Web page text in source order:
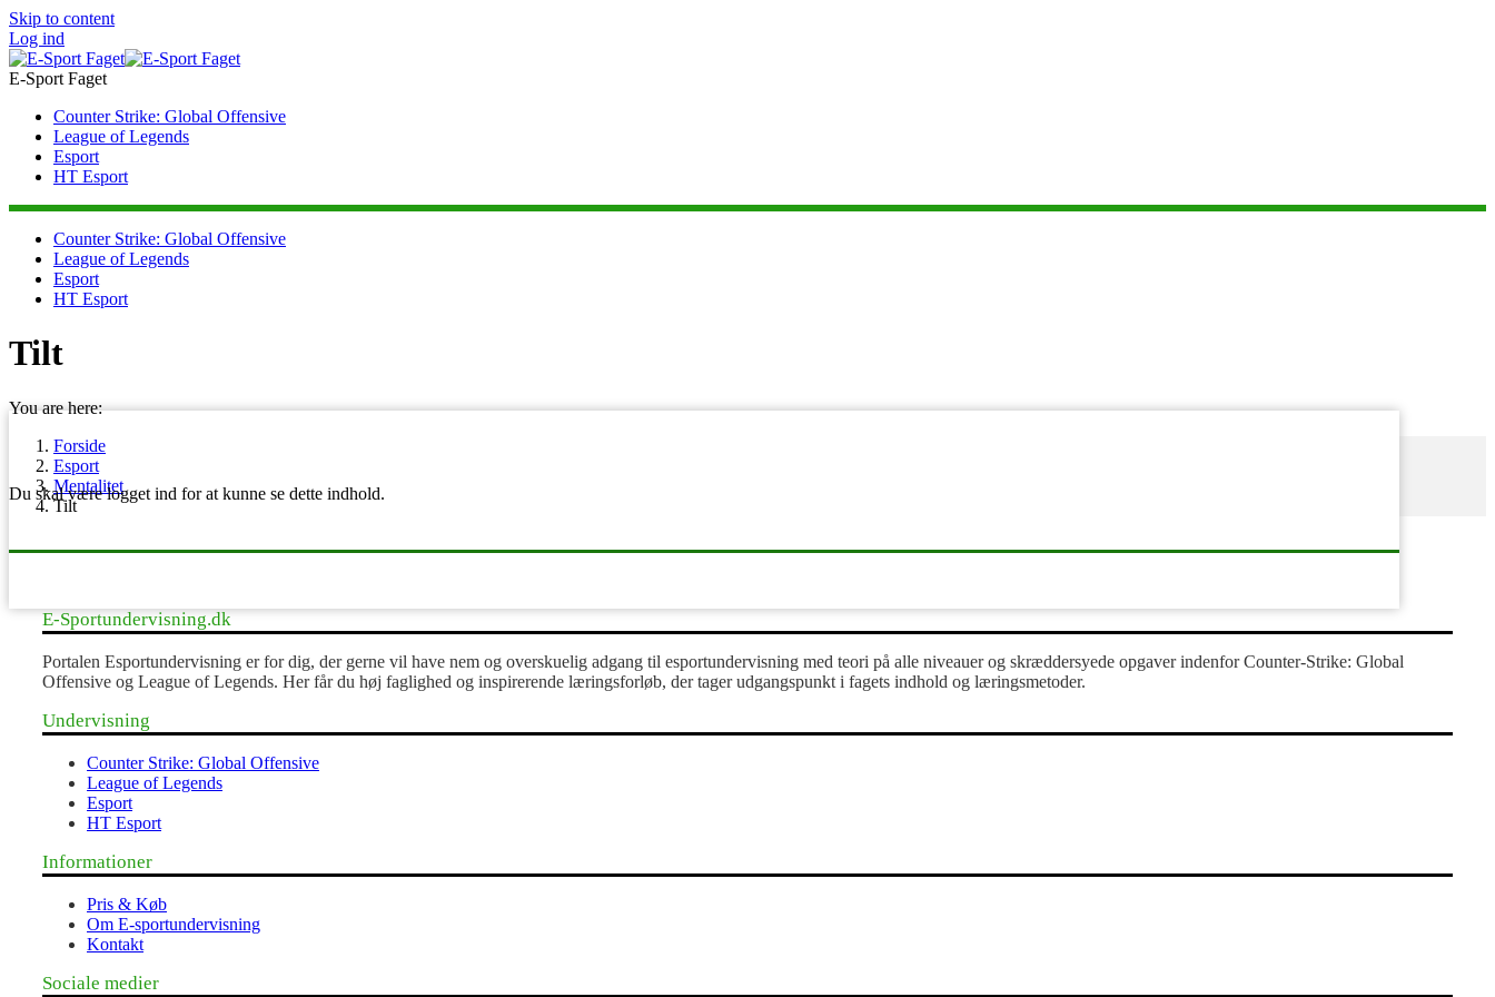
Skip to content
Log ind
E-Sport Faget
Counter Strike: Global Offensive
League of Legends
Esport
HT Esport
Counter Strike: Global Offensive
League of Legends
Esport
HT Esport
Tilt
You are here:
Forside
Esport
Mentalitet
Tilt
Du skal være logget ind for at kunne se dette indhold.
E-Sportundervisning.dk
Portalen Esportundervisning er for dig, der gerne vil have nem og overskuelig adgang til esportundervisning med teori på alle niveauer og skræddersyede opgaver indenfor Counter-Strike: Global
Offensive og League of Legends. Her får du høj faglighed og inspirerende læringsforløb, der tager udgangspunkt i fagets indhold og læringsmetoder.
Undervisning
Counter Strike: Global Offensive
League of Legends
Esport
HT Esport
Informationer
Pris & Køb
Om E-sportundervisning
Kontakt
Sociale medier